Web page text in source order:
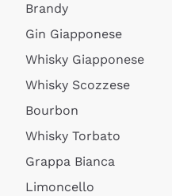
Brandy
Gin Giapponese
Whisky Giapponese
Whisky Scozzese
Bourbon
Whisky Torbato
Grappa Bianca
Limoncello